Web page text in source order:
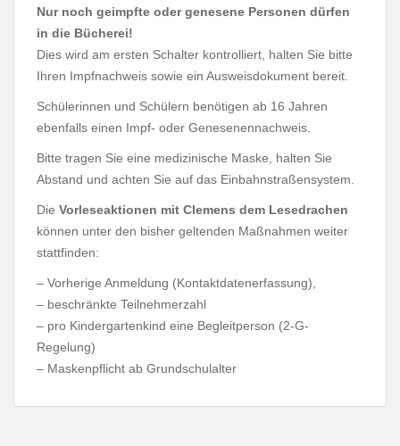
Nur noch geimpfte oder genesene Personen dürfen
in die Bücherei!
Dies wird am ersten Schalter kontrolliert, halten Sie bitte
Ihren Impfnachweis sowie ein Ausweisdokument bereit.
Schülerinnen und Schülern benötigen ab 16 Jahren
ebenfalls einen Impf- oder Genesenennachweis.
Bitte tragen Sie eine medizinische Maske, halten Sie
Abstand und achten Sie auf das Einbahnstraßensystem.
Die Vorleseaktionen mit Clemens dem Lesedrachen
können unter den bisher geltenden Maßnahmen weiter
stattfinden:
– Vorherige Anmeldung (Kontaktdatenerfassung),
– beschränkte Teilnehmerzahl
– pro Kindergartenkind eine Begleitperson (2-G-
Regelung)
– Maskenpflicht ab Grundschulalter